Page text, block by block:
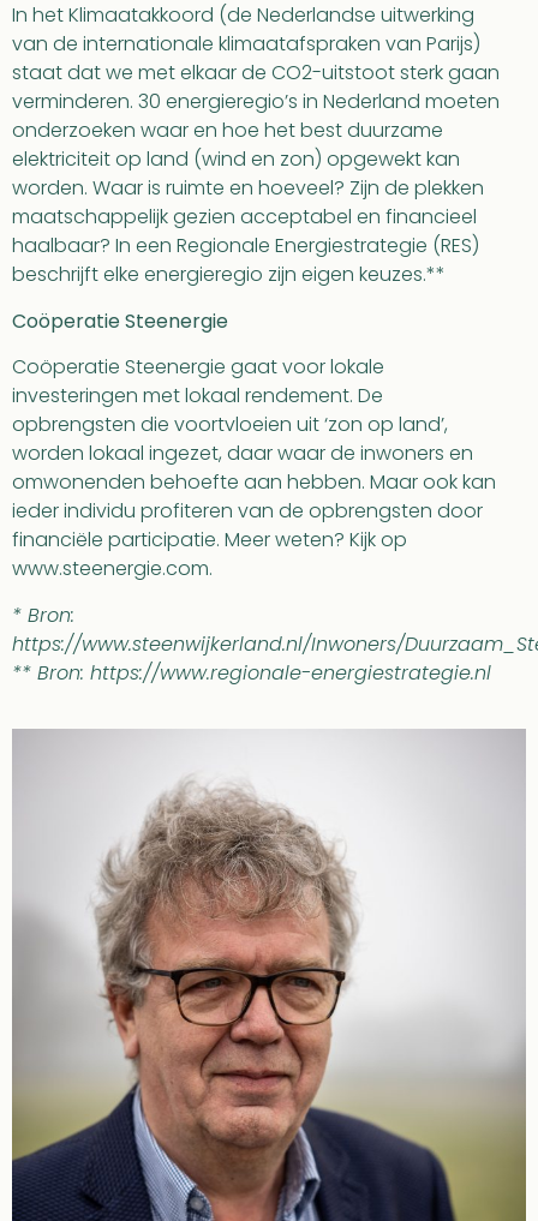
In het Klimaatakkoord (de Nederlandse uitwerking
van de internationale klimaatafspraken van Parijs)
staat dat we met elkaar de CO2-uitstoot sterk gaan
verminderen. 30 energieregio’s in Nederland moeten
onderzoeken waar en hoe het best duurzame
elektriciteit op land (wind en zon) opgewekt kan
worden. Waar is ruimte en hoeveel? Zijn de plekken
maatschappelijk gezien acceptabel en financieel
haalbaar? In een Regionale Energiestrategie (RES)
beschrijft elke energieregio zijn eigen keuzes.**
Coöperatie Steenergie
Coöperatie Steenergie gaat voor lokale
investeringen met lokaal rendement. De
opbrengsten die voortvloeien uit ‘zon op land’,
worden lokaal ingezet, daar waar de inwoners en
omwonenden behoefte aan hebben. Maar ook kan
ieder individu profiteren van de opbrengsten door
financiële participatie. Meer weten? Kijk op
www.steenergie.com.
* Bron:
https://www.steenwijkerland.nl/Inwoners/
** Bron: https://www.regionale-energiestrategie.nl